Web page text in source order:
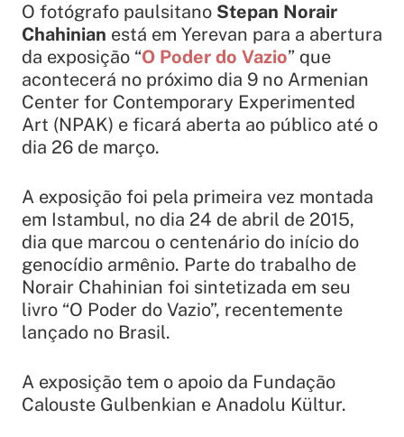
O fotógrafo paulsitano Stepan Norair
Chahinian está em Yerevan para a abertura
da exposição “O Poder do Vazio” que
acontecerá no próximo dia 9 no Armenian
Center for Contemporary Experimented
Art (NPAK) e ficará aberta ao público até o
dia 26 de março.
A exposição foi pela primeira vez montada
em Istambul, no dia 24 de abril de 2015,
dia que marcou o centenário do início do
genocídio armênio. Parte do trabalho de
Norair Chahinian foi sintetizada em seu
livro “O Poder do Vazio”, recentemente
lançado no Brasil.
A exposição tem o apoio da Fundação
Calouste Gulbenkian e Anadolu Kültur.